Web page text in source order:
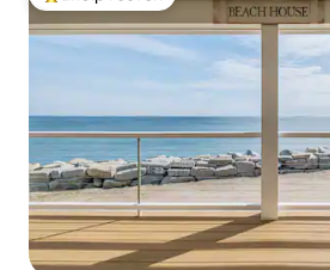
Топ вибір гостей